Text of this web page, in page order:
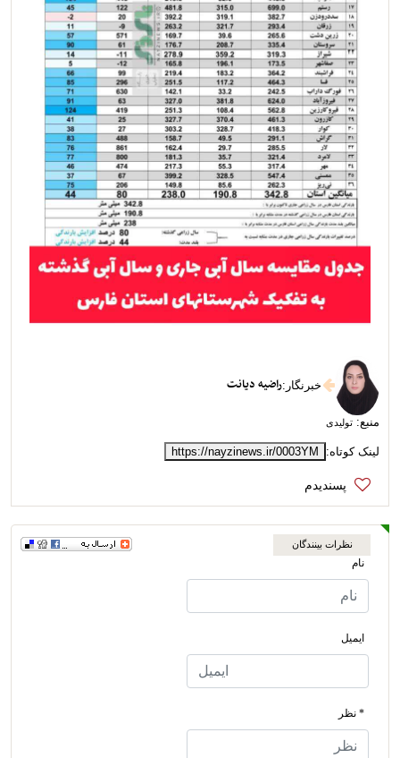
خبرنگار :راضیه دیانت
منبع: تولیدی
لینک کوتاه: https://nayzinews.ir/0003YM
نظرات بینندگان
نام
ایمیل
* نظر